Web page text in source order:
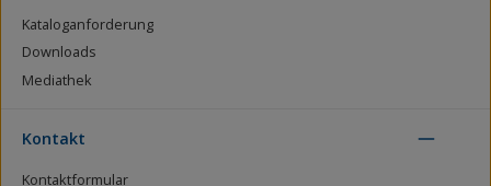
Kataloganforderung
Downloads
Mediathek
Kontakt
Kontaktformular